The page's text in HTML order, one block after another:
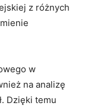
z różnych
w
na analizę
Dzięki temu